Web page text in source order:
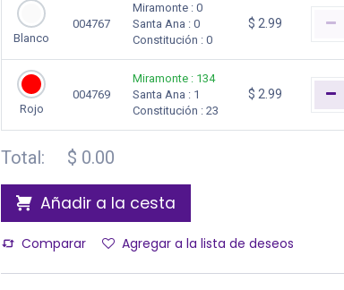
Blanco
004767
Miramonte : 0
Santa Ana : 0
Constitución : 0
$ 2.99
Rojo
004769
Miramonte : 134
Santa Ana : 1
Constitución : 23
$ 2.99
Total: $ 0.00
Añadir a la cesta
Comparar Agregar a la lista de deseos